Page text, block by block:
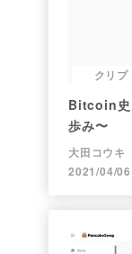
クリプ
Bitcoin史
歩み〜
大田コウキ
2021/04/06